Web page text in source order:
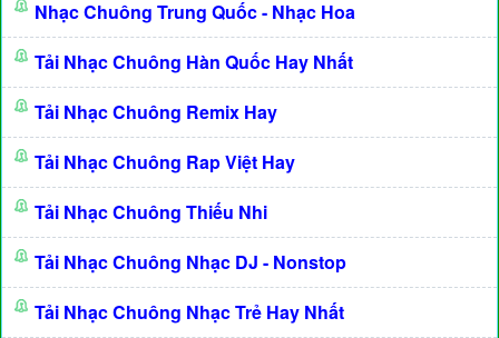
Nhạc Chuông Trung Quốc - Nhạc Hoa
Tải Nhạc Chuông Hàn Quốc Hay Nhất
Tải Nhạc Chuông Remix Hay
Tải Nhạc Chuông Rap Việt Hay
Tải Nhạc Chuông Thiếu Nhi
Tải Nhạc Chuông Nhạc DJ - Nonstop
Tải Nhạc Chuông Nhạc Trẻ Hay Nhất